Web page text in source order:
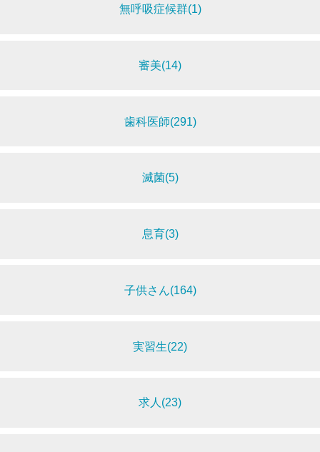
無呼吸症候群(1)
審美(14)
歯科医師(291)
滅菌(5)
息育(3)
子供さん(164)
実習生(22)
求人(23)